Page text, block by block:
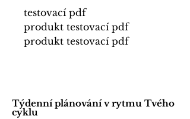
testovací pdf
produkt testovací pdf
produkt testovací pdf
produkt testovací pdf
produkt testovací pdf
Týdenní plánování v rytmu Tvého
cyklu